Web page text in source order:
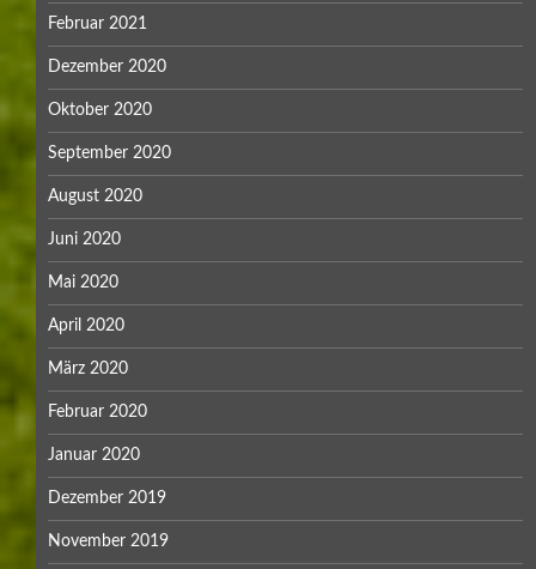
Februar 2021
Dezember 2020
Oktober 2020
September 2020
August 2020
Juni 2020
Mai 2020
April 2020
März 2020
Februar 2020
Januar 2020
Dezember 2019
November 2019